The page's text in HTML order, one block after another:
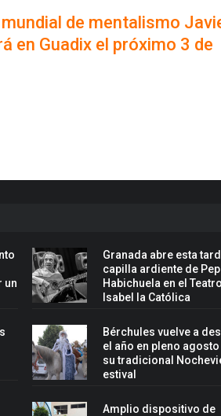
mundial de mentalismo
en Guadix el próximo 3 de
un
Granada abre esta
capilla ardiente de
Habichuela en el
Isabel la Católica
Bérchules vuelve a
el año en pleno
su tradicional
estival
Amplio dispositivo de